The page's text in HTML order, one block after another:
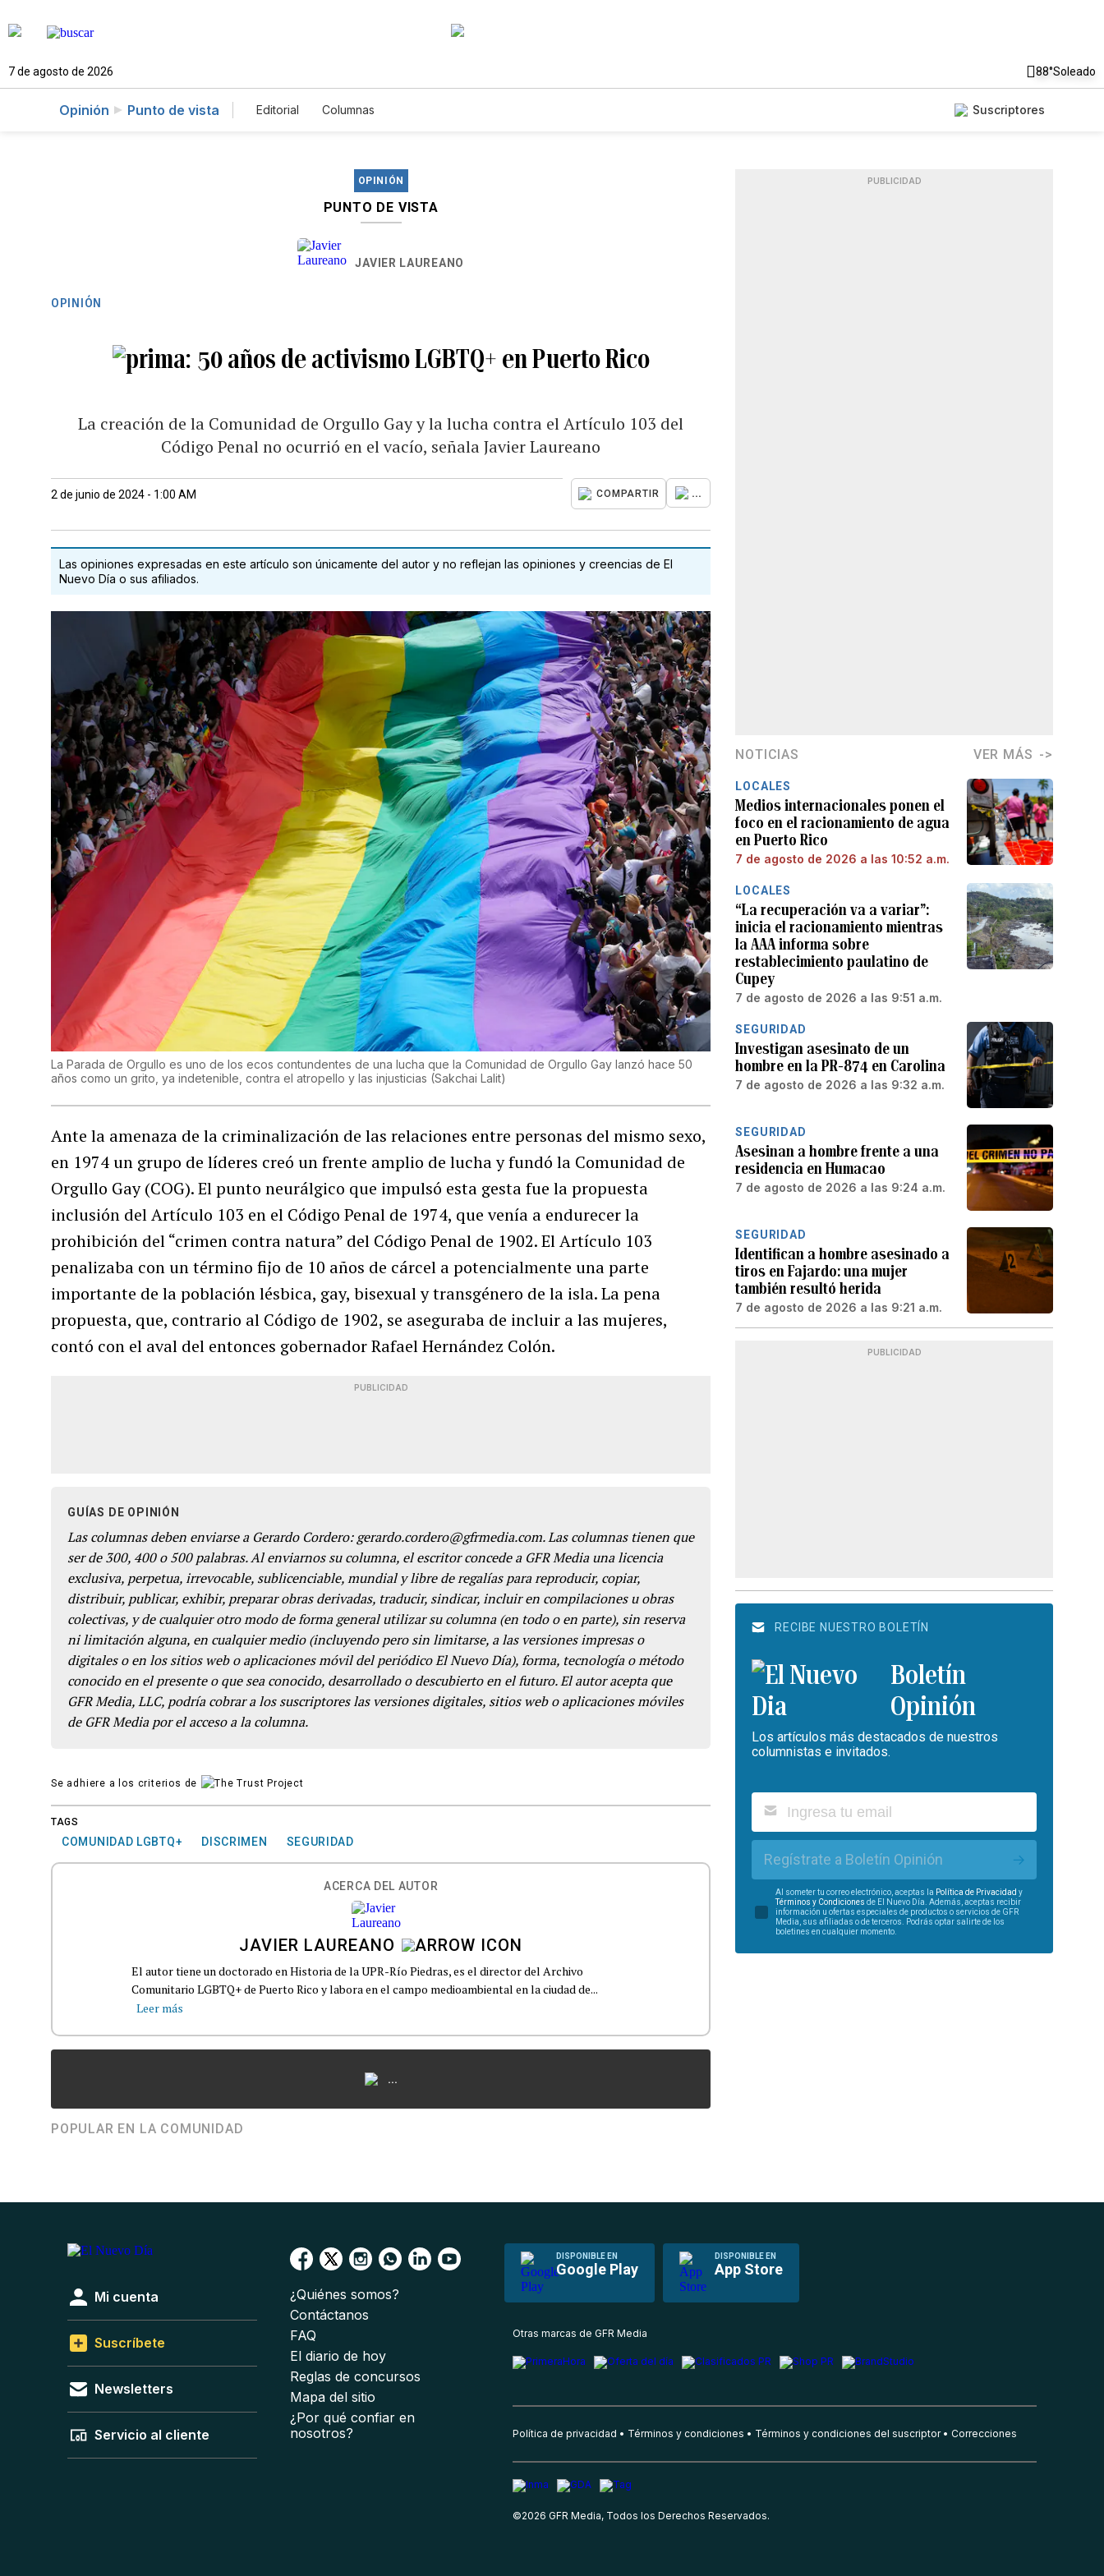
7 de agosto de 2026 88°Soleado
Opinión Punto de vista Editorial Columnas Suscriptores
OPINIÓN
PUNTO DE VISTA
JAVIER LAUREANO
OPINIÓN
50 años de activismo LGBTQ+ en Puerto Rico
La creación de la Comunidad de Orgullo Gay y la lucha contra el Artículo 103 del
Código Penal no ocurrió en el vacío, señala Javier Laureano
2 de junio de 2024 - 1:00 AM COMPARTIR ...
Las opiniones expresadas en este artículo son únicamente del autor y no reflejan las opiniones y creencias de El
Nuevo Día o sus afiliados.
La Parada de Orgullo es uno de los ecos contundentes de una lucha que la Comunidad de Orgullo Gay lanzó hace 50
años como un grito, ya indetenible, contra el atropello y las injusticias (Sakchai Lalit)
Ante la amenaza de la criminalización de las relaciones entre personas del mismo sexo,
en 1974 un grupo de líderes creó un frente amplio de lucha y fundó la Comunidad de
Orgullo Gay (COG). El punto neurálgico que impulsó esta gesta fue la propuesta
inclusión del Artículo 103 en el Código Penal de 1974, que venía a endurecer la
prohibición del “crimen contra natura” del Código Penal de 1902. El Artículo 103
penalizaba con un término fijo de 10 años de cárcel a potencialmente una parte
importante de la población lésbica, gay, bisexual y transgénero de la isla. La pena
propuesta, que, contrario al Código de 1902, se aseguraba de incluir a las mujeres,
contó con el aval del entonces gobernador Rafael Hernández Colón.
PUBLICIDAD
GUÍAS DE OPINIÓN
Las columnas deben enviarse a Gerardo Cordero: gerardo.cordero@gfrmedia.com. Las columnas tienen que
ser de 300, 400 o 500 palabras. Al enviarnos su columna, el escritor concede a GFR Media una licencia
exclusiva, perpetua, irrevocable, sublicenciable, mundial y libre de regalías para reproducir, copiar,
distribuir, publicar, exhibir, preparar obras derivadas, traducir, sindicar, incluir en compilaciones u obras
colectivas, y de cualquier otro modo de forma general utilizar su columna (en todo o en parte), sin reserva
ni limitación alguna, en cualquier medio (incluyendo pero sin limitarse, a las versiones impresas o
digitales o en los sitios web o aplicaciones móvil del periódico El Nuevo Día), forma, tecnología o método
conocido en el presente o que sea conocido, desarrollado o descubierto en el futuro. El autor acepta que
GFR Media, LLC, podría cobrar a los suscriptores las versiones digitales, sitios web o aplicaciones móviles
de GFR Media por el acceso a la columna.
Se adhiere a los criterios de
TAGS
COMUNIDAD LGBTQ+ DISCRIMEN SEGURIDAD
ACERCA DEL AUTOR
JAVIER LAUREANO
El autor tiene un doctorado en Historia de la UPR-Río Piedras, es el director del Archivo
Comunitario LGBTQ+ de Puerto Rico y labora en el campo medioambiental en la ciudad de...
Leer más
...
POPULAR EN LA COMUNIDAD
PUBLICIDAD
NOTICIAS VER MÁS
LOCALES
Medios internacionales ponen el
foco en el racionamiento de agua
en Puerto Rico
7 de agosto de 2026 a las 10:52 a.m.
LOCALES
“La recuperación va a variar”:
inicia el racionamiento mientras
la AAA informa sobre
restablecimiento paulatino de
Cupey
7 de agosto de 2026 a las 9:51 a.m.
SEGURIDAD
Investigan asesinato de un
hombre en la PR-874 en Carolina
7 de agosto de 2026 a las 9:32 a.m.
SEGURIDAD
Asesinan a hombre frente a una
residencia en Humacao
7 de agosto de 2026 a las 9:24 a.m.
SEGURIDAD
Identifican a hombre asesinado a
tiros en Fajardo: una mujer
también resultó herida
7 de agosto de 2026 a las 9:21 a.m.
PUBLICIDAD
RECIBE NUESTRO BOLETÍN
Boletín
Opinión
Los artículos más destacados de nuestros
columnistas e invitados.
Regístrate a Boletín Opinión
Al someter tu correo electrónico, aceptas la Política de Privacidad y
Términos y Condiciones de El Nuevo Día. Además, aceptas recibir
información u ofertas especiales de productos o servicios de GFR
Media, sus afiliadas o de terceros. Podrás optar salirte de los
boletines en cualquier momento.
DISPONIBLE EN
Google Play
DISPONIBLE EN
App Store
Mi cuenta
Suscríbete
Newsletters
Servicio al cliente
¿Quiénes somos?
Contáctanos
FAQ
El diario de hoy
Reglas de concursos
Mapa del sitio
¿Por qué confiar en
nosotros?
Otras marcas de GFR Media
Política de privacidad Términos y condiciones Términos y condiciones del suscriptor Correcciones
©2026 GFR Media, Todos los Derechos Reservados.